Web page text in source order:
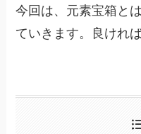
今回は、元素宝箱と
ていきます。良けれ